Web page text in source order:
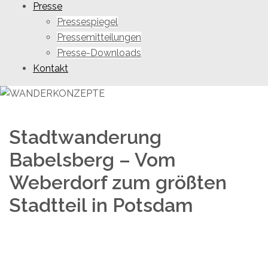
Presse
Pressespiegel
Pressemitteilungen
Presse-Downloads
Kontakt
Stadtwanderung
Babelsberg – Vom
Weberdorf zum größten
Stadtteil in Potsdam